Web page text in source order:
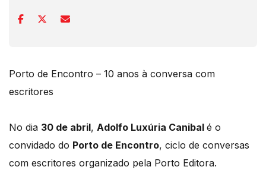
Porto de Encontro – 10 anos à conversa com
escritores
No dia 30 de abril, Adolfo Luxúria Canibal é o
convidado do Porto de Encontro, ciclo de conversas
com escritores organizado pela Porto Editora.